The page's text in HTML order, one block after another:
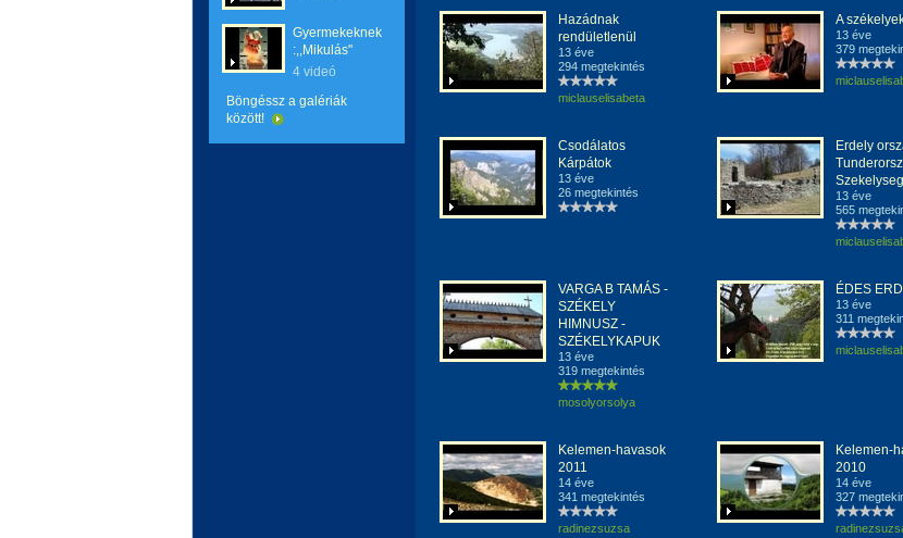
Gyermekeknek
:,,Mikulás"
4 videó
Böngéssz a galériák
között!
Hazádnak
rendületlenül
13 éve
294 megtekintés
miclauselisabeta
A
13 éve
379
Csodálatos
Kárpátok
13 éve
26 megtekintés
Erdely
Szekelyseg
13 éve
565
VARGA B TAMÁS -
SZÉKELY
HIMNUSZ -
SZÉKELYKAPUK
13 éve
319 megtekintés
mosolyorsolya
ÉDES
13 éve
311
Kelemen-havasok
2011
14 éve
341 megtekintés
radinezsuzsa
Kelemen-
2010
14 éve
327